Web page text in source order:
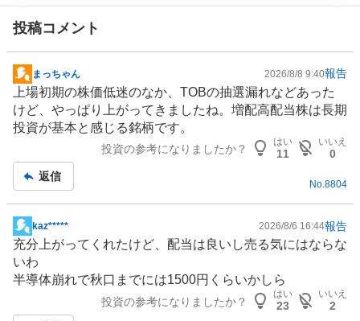
い
い
1
0
0
%
い
た
い
0
%
、
子
投稿コメント
掲
示
板
記
まっちゃん 2026/8/8 9:40報告
上場初期の株価低迷のなか、TOBの抽選漏れなどあった
けど、やっぱり上がってきましたね。増配高配当株は長期
投資が基本と感じる銘柄です。
投資の参考になりましたか？
はい
11
いいえ
0
返信
No.8804
掲
示
板
記
kaz***** 2026/8/6 16:44報告
充分上がってくれたけど、配当は良いし売る気にはならな
いわ
半導体崩れで秋口までには1500円くらいかしら
投資の参考になりましたか？
はい
23
いいえ
2